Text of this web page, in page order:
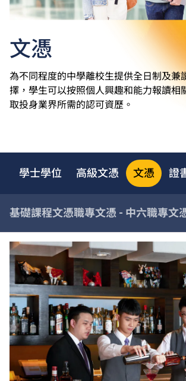
文憑
為不同程度的中學離校生提供全日制及兼
擇，學生可以按照個人興趣和能力報讀相
取投身業界所需的認可資歷。
學士學位 高級文憑 文憑 證
基礎課程文憑職專文憑 - 中六職專文